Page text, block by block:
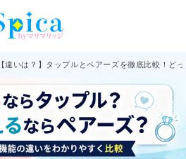
【違いは？】タップルとペアーズを徹底比較！ど